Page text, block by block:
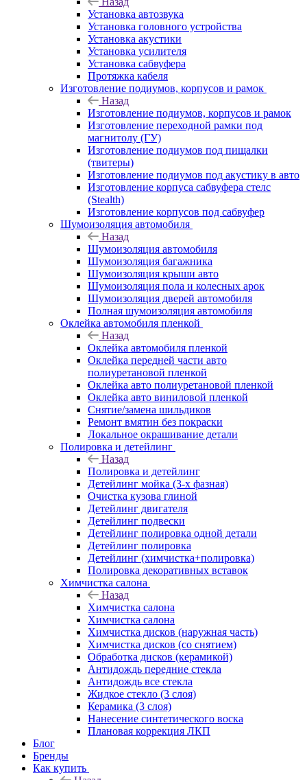
Установка автозвука
Установка головного устройства
Установка акустики
Установка усилителя
Установка сабвуфера
Протяжка кабеля
Изготовление подиумов, корпусов и рамок
Назад
Изготовление подиумов, корпусов и рамок
Изготовление переходной рамки под
магнитолу (ГУ)
Изготовление подиумов под пищалки
(твитеры)
Изготовление подиумов под акустику в авто
Изготовление корпуса сабвуфера стелс
(Stealth)
Изготовление корпусов под сабвуфер
Шумоизоляция автомобиля
Назад
Шумоизоляция автомобиля
Шумоизоляция багажника
Шумоизоляция крыши авто
Шумоизоляция пола и колесных арок
Шумоизоляция дверей автомобиля
Полная шумоизоляция автомобиля
Оклейка автомобиля пленкой
Назад
Оклейка автомобиля пленкой
Оклейка передней части авто
полиуретановой пленкой
Оклейка авто полиуретановой пленкой
Оклейка авто виниловой пленкой
Снятие/замена шильдиков
Ремонт вмятин без покраски
Локальное окрашивание детали
Полировка и детейлинг
Назад
Полировка и детейлинг
Детейлинг мойка (3-х фазная)
Очистка кузова глиной
Детейлинг двигателя
Детейлинг подвески
Детейлинг полировка одной детали
Детейлинг полировка
Детейлинг (химчистка+полировка)
Полировка декоративных вставок
Химчистка салона
Назад
Химчистка салона
Химчистка салона
Химчистка дисков (наружная часть)
Химчистка дисков (со снятием)
Обработка дисков (керамикой)
Антидождь передние стекла
Антидождь все стекла
Жидкое стекло (3 слоя)
Керамика (3 слоя)
Нанесение синтетического воска
Плановая коррекция ЛКП
Блог
Бренды
Как купить